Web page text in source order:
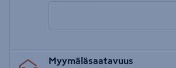
postinumero
Myymäläsaatavuus